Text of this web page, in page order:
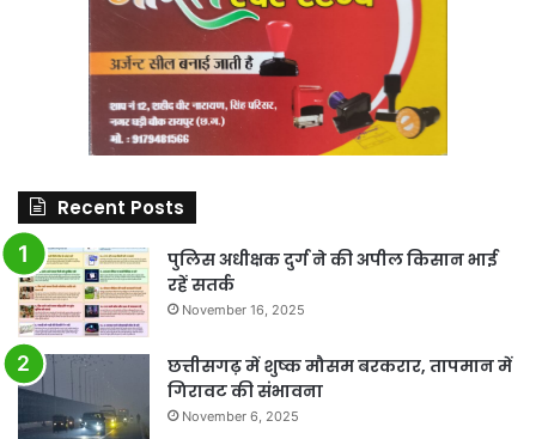
Recent Posts
पुलिस अधीक्षक दुर्ग ने की अपील किसान भाई
रहें सतर्क
November 16, 2025
छत्तीसगढ़ में शुष्क मौसम बरकरार, तापमान में
गिरावट की संभावना
November 6, 2025